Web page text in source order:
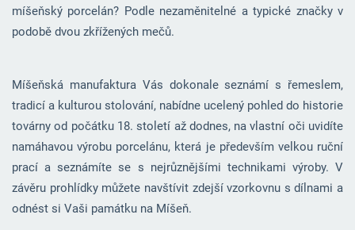
míšeňský porcelán? Podle nezaměnitelné a typické značky v
podobě dvou zkřížených mečů.
Míšeňská manufaktura Vás dokonale seznámí s řemeslem,
tradicí a kulturou stolování, nabídne ucelený pohled do historie
továrny od počátku 18. století až dodnes, na vlastní oči uvidíte
namáhavou výrobu porcelánu, která je především velkou ruční
prací a seznámíte se s nejrůznějšími technikami výroby. V
závěru prohlídky můžete navštívit zdejší vzorkovnu s dílnami a
odnést si Vaši památku na Míšeň.